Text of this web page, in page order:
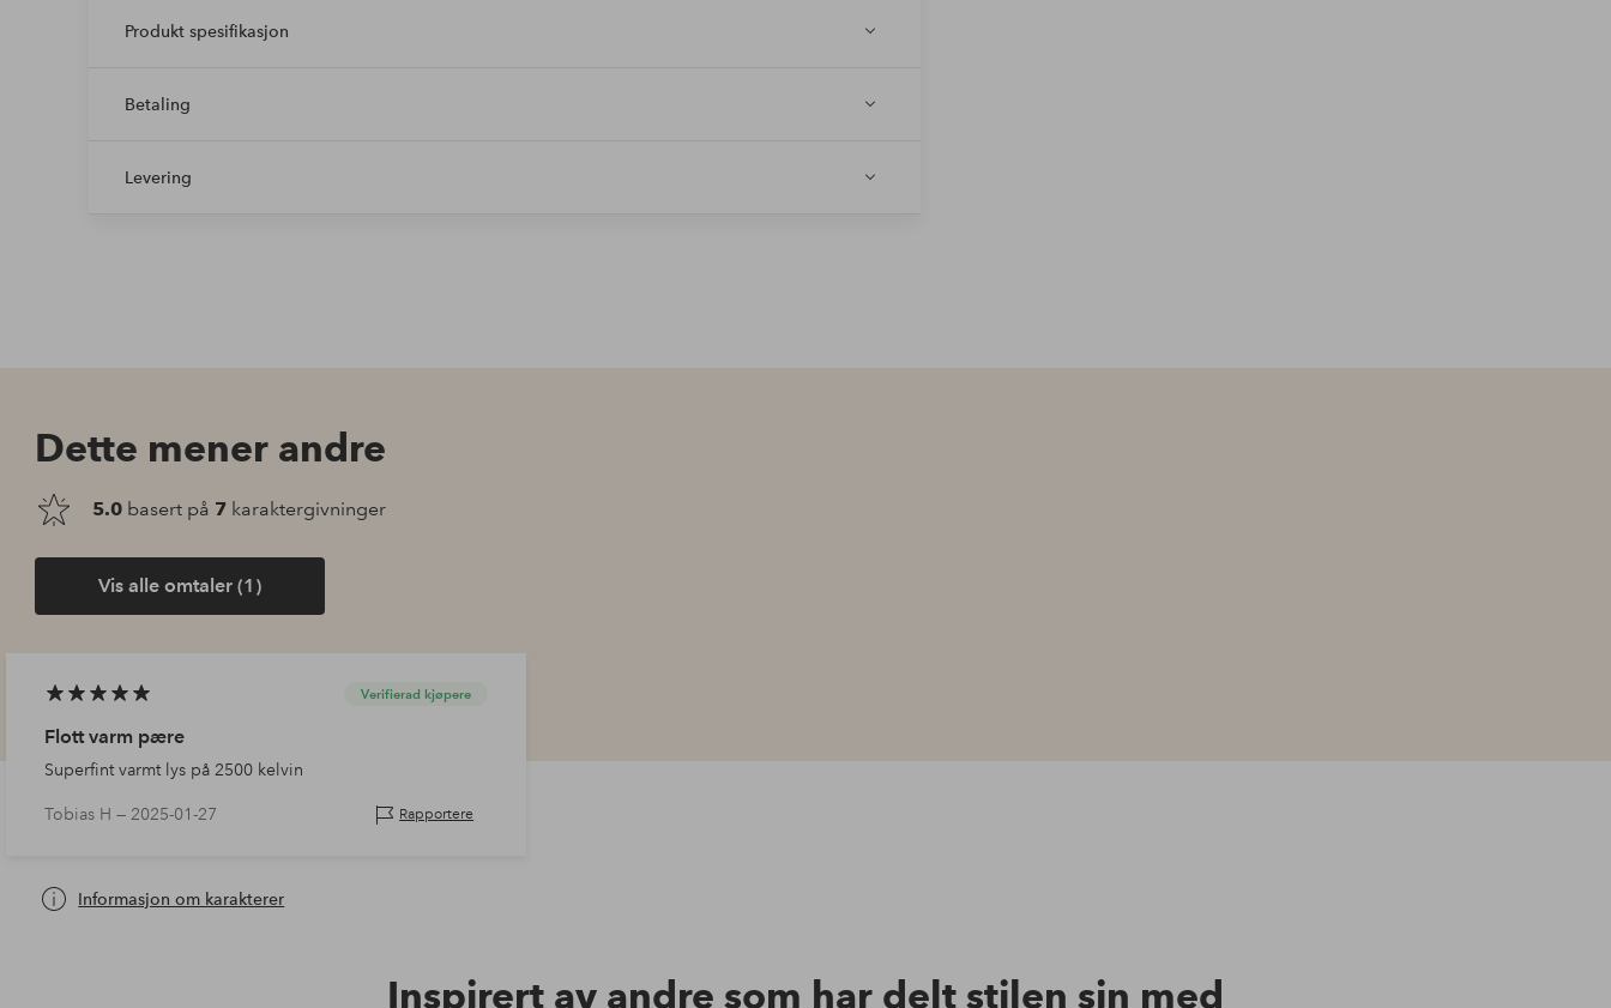
Produkt spesifikasjon
Betaling
Levering
Dette mener andre
5.0 basert på 7 karaktergivninger
Vis alle omtaler (1)
Verifierad kjøpere
Flott varm pære
Superfint varmt lys på 2500 kelvin
Tobias H —2025-01-27 Rapportere
Informasjon om karakterer
Inspirert av andre som har delt stilen sin med